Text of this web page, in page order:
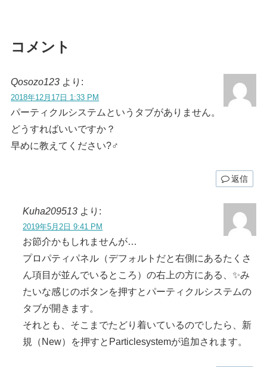
コメント
Qosozo123 より:
2018年12月17日 1:33 PM
パーティクルシステムというタブがありません。
どうすればいいですか？
早めに教えてください?‍♂️
返信
Kuha209513 より:
2019年5月2日 9:41 PM
お節介かもしれませんが…
プロパティパネル（デフォルトだと右側にあるたくさ
ん項目が並んでいるところ）の右上の方にある、✨️み
たいな感じのボタンを押すとパーティクルシステムの
タブが開きます。
それとも、そこまでたどり着いているのでしたら、新
規（New）を押すとParticlesystemが追加されます。